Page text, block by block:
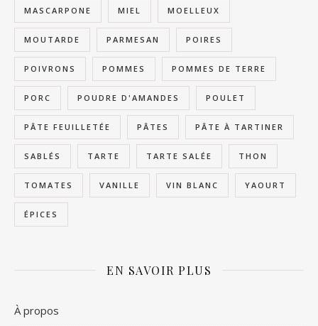
MASCARPONE MIEL MOELLEUX
MOUTARDE PARMESAN POIRES
POIVRONS POMMES POMMES DE TERRE
PORC POUDRE D'AMANDES POULET
PÂTE FEUILLETÉE PÂTES PÂTE À TARTINER
SABLÉS TARTE TARTE SALÉE THON
TOMATES VANILLE VIN BLANC YAOURT
ÉPICES
EN SAVOIR PLUS
À propos